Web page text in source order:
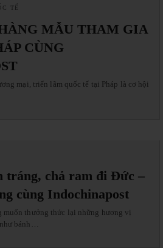
TẾ
MẪU THAM GIA
CÙNG
mại, triển lãm quốc tế tại Pháp là cơ hội
tráng, chả ram đi Đức –
cùng Indochinapost
muốn thưởng thức lại những hương vị
bánh…